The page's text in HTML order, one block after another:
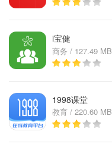
i宝健
商务 / 127.49 MB
1998课堂
教育 / 220.60 MB